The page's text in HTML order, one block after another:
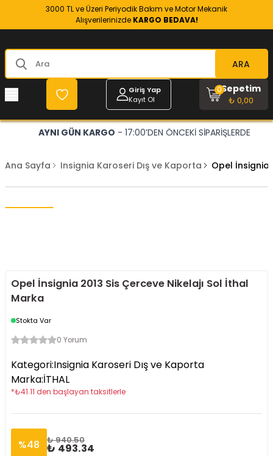
3000 TL ve Üzeri Periyodik Bakım ve Motor Mekanik
Alışverilerinizde KARGO BEDAVA!
ARA
Giriş Yap
Kayıt Ol
Sepetim
₺ 0,00
0
AYNI GÜN KARGO - 17:00’DEN ÖNCEKİ SİPARİŞLERDE
Ana Sayfa Insignia Karoseri Dış ve Kaporta Opel İnsignia
Opel İnsignia 2013 Sis Çerceve Nikelajı Sol İthal
Marka
Stokta Var
0 Yorum
Kategori:Insignia Karoseri Dış ve Kaporta
Marka:İTHAL
*₺41.11 den başlayan taksitlerle
%48 ₺ 940.50
₺ 493.34